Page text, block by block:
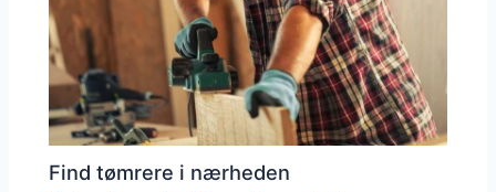
Find tømrere i nærheden